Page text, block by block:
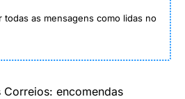
todas as mensagens como lidas no
Correios: encomendas